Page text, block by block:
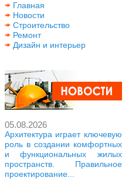
Главная
Новости
Строительство
Ремонт
Дизайн и интерьер
05.08.2026
Архитектура играет ключевую
роль в создании комфортных
и функциональных жилых
пространств. Правильное
проектирование...